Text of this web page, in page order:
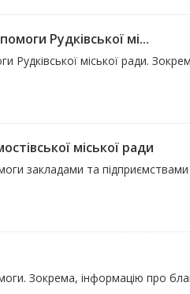
Рудківської мі...
Рудківської міської ради.
міської ради
закладами та
Зокрема, інформацію про